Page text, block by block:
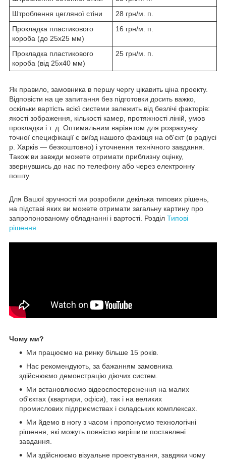
Штроблення цегляної стіни
28 грн/м. п.
Прокладка пластикового
короба (до 25х25 мм)
16 грн/м. п.
Прокладка пластикового
короба (від 25х40 мм)
25 грн/м. п.
Як правило, замовника в першу чергу цікавить ціна проекту.
Відповісти на це запитання без підготовки досить важко,
оскільки вартість всієї системи залежить від безлічі факторів:
якості зображення, кількості камер, протяжності ліній, умов
прокладки і т. д. Оптимальним варіантом для розрахунку
точної специфікації є виїзд нашого фахівця на об'єкт (в радіусі
р. Харків — безкоштовно) і уточнення технічного завдання.
Також ви завжди можете отримати приблизну оцінку,
звернувшись до нас по телефону або через електронну
пошту.
Для Вашої зручності ми розробили декілька типових рішень,
на підставі яких ви можете отримати загальну картину про
запропонованому обладнанні і вартості. Розділ Типові
рішення
Чому ми?
Ми працюємо на ринку більше 15 років.
Нас рекомендують, за бажанням замовника
здійснюємо демонстрацію діючих систем.
Ми встановлюємо відеоспостереження на малих
об'єктах (квартири, офіси), так і на великих
промислових підприємствах і складських комплексах.
Ми йдемо в ногу з часом і пропонуємо технологічні
рішення, які можуть повністю вирішити поставлені
завдання.
Ми здійснюємо візуальне проектування, завдяки чому